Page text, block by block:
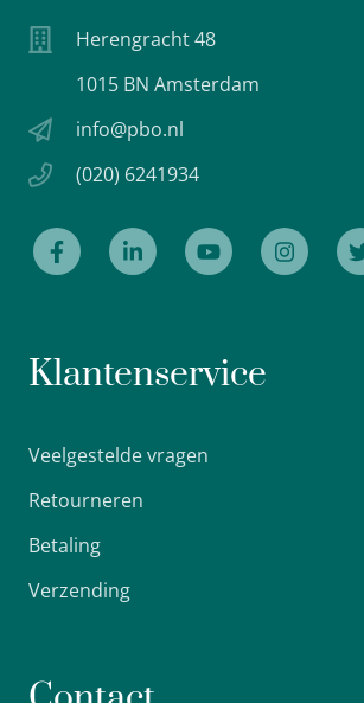
Herengracht 48
1015 BN Amsterdam
info@pbo.nl
(020) 6241934
Klantenservice
Veelgestelde vragen
Retourneren
Betaling
Verzending